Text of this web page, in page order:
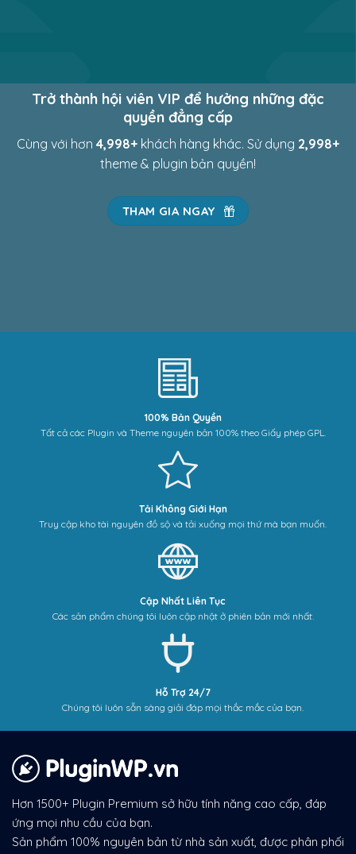
Trở thành hội viên VIP để hưởng những đặc
quyền đẳng cấp
Cùng với hơn 4,999+ khách hàng khác. Sử dụng 2,999+
theme & plugin bản quyền!
THAM GIA NGAY
100% Bản Quyền
Tất cả các Plugin và Theme nguyên bản 100% theo Giấy phép GPL.
Tải Không Giới Hạn
Truy cập kho tài nguyên đồ sộ và tải xuống mọi thứ mà bạn muốn.
Cập Nhất Liên Tục
Các sản phẩm chúng tôi luôn cập nhật ở phiên bản mới nhất.
Hỗ Trợ 24/7
Chúng tôi luôn sẵn sàng giải đáp mọi thắc mắc của bạn.
Hơn 1500+ Plugin Premium sở hữu tính năng cao cấp, đáp
ứng mọi nhu cầu của bạn.
Sản phẩm 100% nguyên bản từ nhà sản xuất, được phân phối